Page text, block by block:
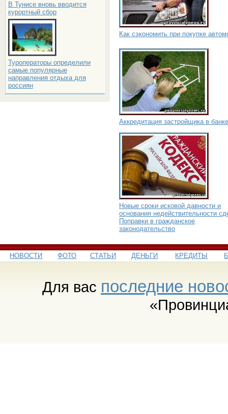
В Тунисе вновь вводится
курортный сбор
Туроператоры определили
самые популярные
направления отдыха для
россиян
Как сэкономить при покупке
Аккредитация застройщика в банке
Новые сроки исковой давности и
основания недействительности
Поправки в гражданское
законодательство
НОВОСТИ ФОТО СТАТЬИ ДЕНЬГИ КРЕДИТЫ
Для вас последние